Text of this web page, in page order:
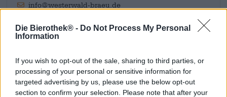
Die Bierothek® - Do Not Process My Personal
Information
If you wish to opt-out of the sale, sharing to third parties, or
processing of your personal or sensitive information for
targeted advertising by us, please use the below opt-out
section to confirm your selection. Please note that after your
info@westerwald-braeu.de
Disponibile da noi